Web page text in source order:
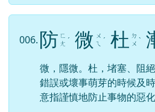
006. 防 ㄈ
ㄤ ˊ 微 ㄨ
ㄟ
ˊ 杜 ㄉ
ㄨ ˋ
微，隱微。杜，堵塞、阻
錯誤或壞事萌芽的時候及
意指謹慎地防止事物的惡化